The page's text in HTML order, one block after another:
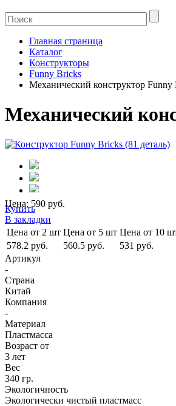
Главная страница
Каталог
Конструкторы
Funny Bricks
Механический конструктор
Механический
Цена: 590 руб.
Купить
В закладки
Цена от 2 шт Цена от 5 шт Цена от 10
578.2 руб.
560.5 руб.
531 руб.
Артикул
-
Страна
Китай
Компания
-
Материал
Пластмасса
Возраст от
3 лет
Вес
340 гр.
Экологичность
Экологически чистый пластмасс